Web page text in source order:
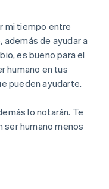
mi tiempo entre
además de ayudar a
es bueno para el
humano en tus
pueden ayudarte.
lo notarán. Te
ser humano menos